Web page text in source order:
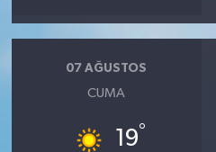
07 AĞUSTOS
CUMA
19°